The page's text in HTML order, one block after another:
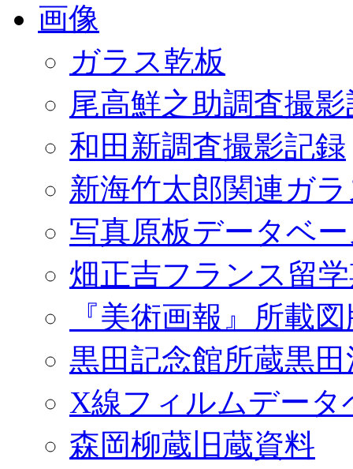
画像
ガラス乾板
尾高鮮之助調査撮
和田新調査撮影記録
新海竹太郎関連ガ
写真原板データベ
畑正吉フランス留
『美術画報』所載
黒田記念館所蔵黒
X線フィルムデータ
森岡柳蔵旧蔵資料